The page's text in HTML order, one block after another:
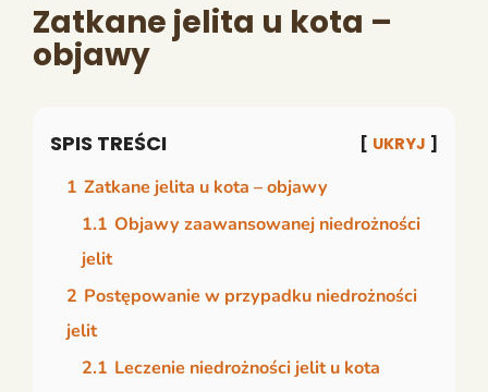
Zatkane jelita u kota –
objawy
SPIS TREŚCI UKRYJ
1 Zatkane jelita u kota – objawy
1.1 Objawy zaawansowanej niedrożności
jelit
2 Postępowanie w przypadku niedrożności
jelit
2.1 Leczenie niedrożności jelit u kota